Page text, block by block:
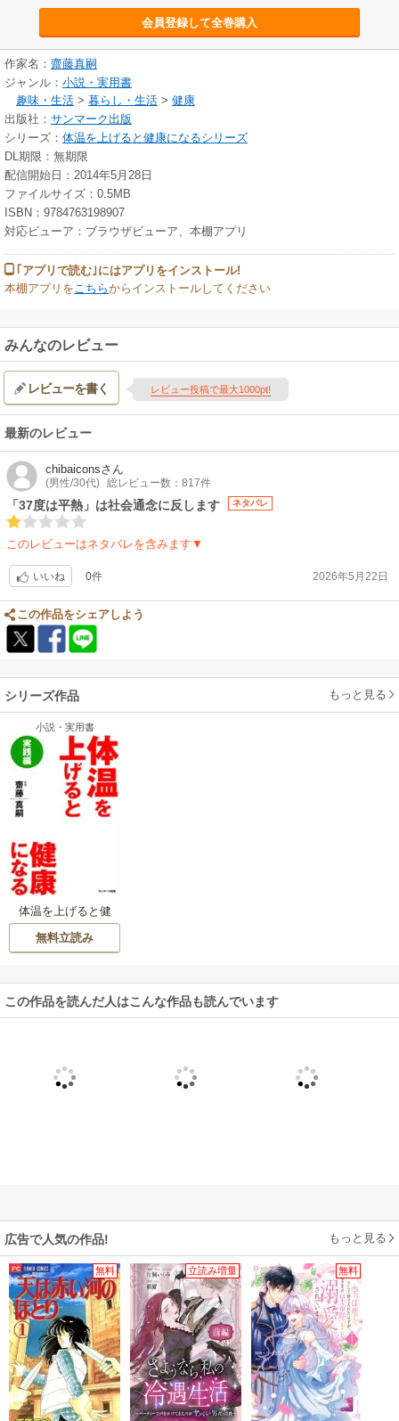
会員登録して全巻購入
作家名： 齋藤真嗣
ジャンル： 小説・実用書
趣味・生活 > 暮らし・生活 > 健康
出版社： サンマーク出版
シリーズ： 体温を上げると健康になるシリーズ
DL期限：無期限
配信開始日：2014年5月28日
ファイルサイズ：0.5MB
ISBN：9784763198907
対応ビューア：ブラウザビューア、本棚アプリ
｢アプリで読む｣にはアプリをインストール!
本棚アプリを こちらからインストールしてください
みんなのレビュー
レビューを書く レビュー投稿で最大1000pt!
最新のレビュー
chibaiconsさん
(男性/30代) 総レビュー数：817件
「37度は平熱」は社会通念に反します ネタバレ
このレビューはネタバレを含みます▼
いいね 0件 2026年5月22日
この作品をシェアしよう
シリーズ作品 もっと見る
小説・実用書
体温を上げると健
康になる 実践編
無料立読み
この作品を読んだ人はこんな作品も読んでいます
広告で人気の作品! もっと見る
無料 立読み増量 無料